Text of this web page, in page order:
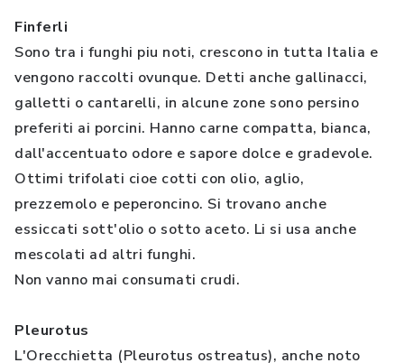
Finferli
Sono tra i funghi piu noti, crescono in tutta Italia e
vengono raccolti ovunque. Detti anche gallinacci,
galletti o cantarelli, in alcune zone sono persino
preferiti ai porcini. Hanno carne compatta, bianca,
dall'accentuato odore e sapore dolce e gradevole.
Ottimi trifolati cioe cotti con olio, aglio,
prezzemolo e peperoncino. Si trovano anche
essiccati sott'olio o sotto aceto. Li si usa anche
mescolati ad altri funghi.
Non vanno mai consumati crudi.
Pleurotus
L'Orecchietta (Pleurotus ostreatus), anche noto